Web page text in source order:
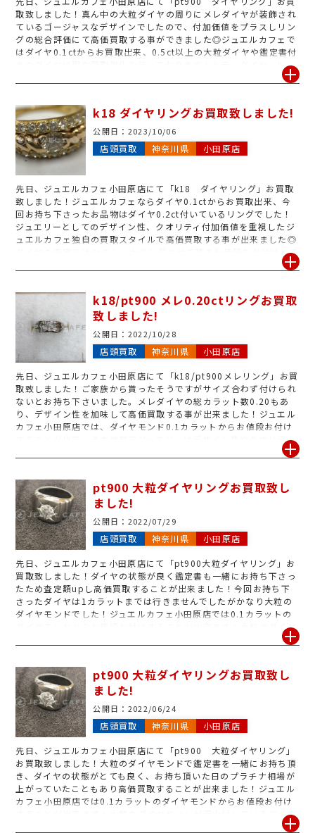
取致しました！真ん中の大粒ダイヤの周りにメレダイヤが装飾され
ているゴージャスなデザインでしたので、付加価値をプラスしリン
グの総合評価にて高価買取する事ができました◎ジュエルカフェで
はダイヤ0.1ctからお買取出来、0.5ct以上の大粒ダイヤや鑑定書付
きのダイヤは現在買取強化を行っております！カラーダイヤ、ルー
ス、大粒ダイヤ、メレダイヤなど各種お買取を行っております！ま
な物からメレが沢山付いているゴージャスな物まで色々なデザイン
をご用意しており、お見積もりもその場ですぐにご提示出来ますの
で、ご興味のある方は店頭スタッフまでお声がけ下さい！査定の
み、ダイヤリフォームのみのご来店大歓迎です◎気になるお品物御
座いましたらお気軽にジュエルカフェ小田原店までお持ち下さいま
せ！
k18 ダイヤリングお買取致しました!
公開日： 2023/10/06
店頭買取 神奈川県 小田原店
先日、ジュエルカフェ小田原店にて「k18 ダイヤリング」お買取
致しました！ジュエルカフェならダイヤ0.1ctからお買取出来、今
回お持ち下さったお品物はダイヤ0.2ct付いているリングでした！
ジュエリーとしてのデザイン性、クオリティ付加価値を重視したジ
ュエルカフェ独自の買取スタイルで高価買取する事が出来ました◎
ダイヤの査定では4cをしっかりと見させて頂きお値段をお付けして
おります！その為鑑定書のないダイヤジュエリーもジュエルカフェ
化w行っており、0.5ct以上の大粒ダイヤは更に高価買取中です！
また、ダイヤ買取だけでなくリフォームも行っております！お見積
もりもその場ですぐにご提示出来ますのでご興味のある方はお気軽
にお声がけ下さい！
k18/pt900 メレ0.20ctリングお買取
致しました!
公開日： 2022/10/28
店頭買取 神奈川県 小田原店
先日、ジュエルカフェ小田原店にて「k18/pt900メレリング」お買
取致しました！ご家族から貰ったそうですがサイズ合わず付けられ
ないとお持ち下さいました。メレダイヤの総カラット数0.20もあ
り、デザイン性を加味して高価買取する事が出来ました！ジュエル
カフェ小田原店では、ダイヤモンド0.1カラットからお値段お付け
することが出来、その他宝石ジュエリーはデザイン性やクオリテ
ィ・付加価値を重視した独自の買取スタイルですのでどこよりも高
リーや宝石ジュエリー御座いましたら、是非ジュエルカフェ小田原
店までお持ち下さいませ！pt900 大粒ダイヤリングお買取致し
ました!
公開日： 2022/07/29
店頭買取 神奈川県 小田原店
先日、ジュエルカフェ小田原店にて「pt900大粒ダイヤリング」お
買取致しました！ダイヤの状態が良く鑑定書も一緒にお持ち下さっ
たため査定額upし高価買取することが出来ました！今回お持ち下
さったダイヤは1カラットまでは行きませんでしたがかなり大粒の
ダイヤモンドでした！ジュエルカフェ小田原店では0.1カラットの
ダイヤモンドからお値段お付けすることが出来ます！大粒のダイヤ
やメレが沢山付いているジュエリーは付加価値を重視したジュエル
価でのお買取ですのでどこよりも高くお買取することが出来るた
め、気になるお品物御座いましたらジュエルカフェ小田原店の無料
査定をご利用下さいませ！査定はいつでも、何点でも無料で行って
おります◎
pt900 大粒ダイヤリングお買取致し
ました!
公開日： 2022/06/24
店頭買取 神奈川県 小田原店
先日、ジュエルカフェ小田原店にて「pt900 大粒ダイヤリング」
お買取致しました！大粒のダイヤモンドで鑑定書を一緒にお持ち頂
き、ダイヤの状態がとても良く、お持ち頂いた日のプラチナ相場が
上がっていたこともあり高価買取することが出来ました！ジュエル
カフェ小田原店では0.1カラットのダイヤモンドからお値段お付け
することが出来ます！大粒のダイヤやメレが沢山付いているジュエ
リーは付加価値を重視したジュエルカフェ独自の買取スタイルで高